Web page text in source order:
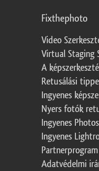
Fixthephoto
Video
Virtual Staging
A
Retusálási
Ingyenes
Nyers fotók
Ingyenes
Ingyenes
Partnerprogram
Adatvédelmi